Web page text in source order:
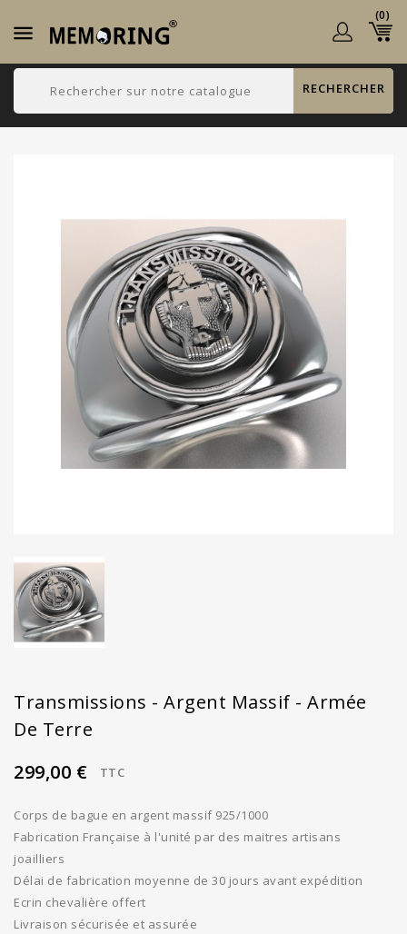

(0)
RECHERCHER
Transmissions - Argent Massif - Armée
De Terre
299,00 €
TTC
Corps de bague en argent massif 925/1000
Fabrication Française à l'unité par des maitres artisans
joailliers
Délai de fabrication moyenne de 30 jours avant expédition
Ecrin chevalière offert
Livraison sécurisée et assurée